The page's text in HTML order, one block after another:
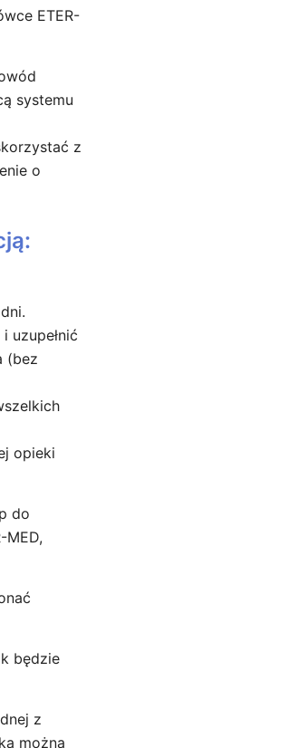
ETER-
systemu
z
o
uzupełnić
(bez
opieki
do
będzie
z
można